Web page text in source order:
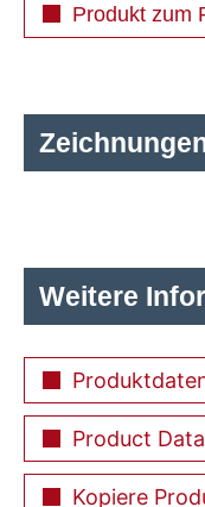
Weitere
Product
Kopiere
Produkt zum